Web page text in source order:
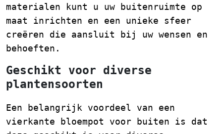
materialen kunt u uw buitenruimte op
maat inrichten en een unieke sfeer
creëren die aansluit bij uw wensen en
behoeften.
Geschikt voor diverse
plantensoorten
Een belangrijk voordeel van een
vierkante bloempot voor buiten is dat